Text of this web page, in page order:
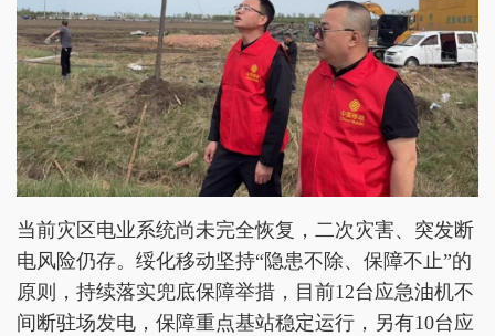
当前灾区电业系统尚未完全恢复，二次灾害、突发断
电风险仍存。绥化移动坚持“隐患不除、保障不止”的
原则，持续落实兜底保障举措，目前12台应急油机不
间断驻场发电，保障重点基站稳定运行，另有10台应